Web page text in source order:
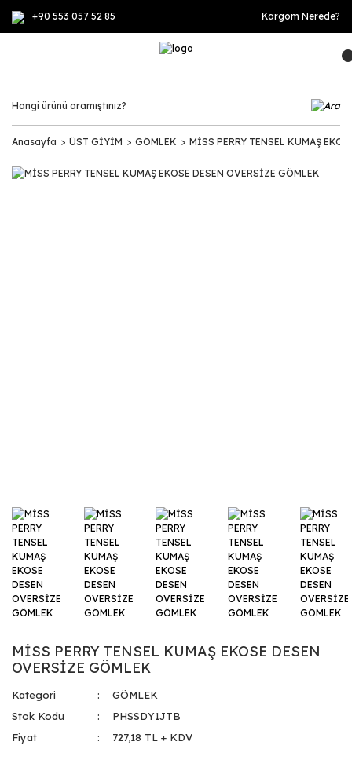
+90 553 057 52 85 Kargom Nerede?
Anasayfa ÜST GİYİM GÖMLEK MİSS PERRY TENSEL KUMAŞ
MİSS PERRY TENSEL KUMAŞ EKOSE DESEN
OVERSİZE GÖMLEK
Kategori
GÖMLEK
Stok Kodu
PHSSDY1JTB
Fiyat
727,18 TL + KDV